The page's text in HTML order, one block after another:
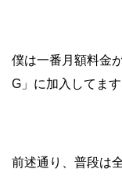
僕は一番月額料金
G」に加入してます
前述通り、普段は